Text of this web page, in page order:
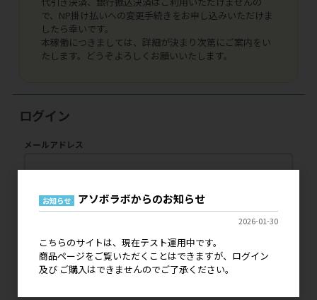
で、NP掛け払いへの変更手続きをお申し込みいただけま
したら幸いです。
本稼働につきましては、詳細が決まり次第にご案内をい
たします。どうぞよろしくお願いいたします。
ログイン
メールアドレス
パスワード
ログイン
お知らせ アソボラボからのお知らせ
2026-01-30
こちらのサイトは、現在テスト運用中です。
商品ページをご覧いただくことはできますが、ログイン
及び ご購入はできませんのでご了承ください。